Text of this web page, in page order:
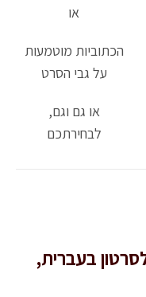
או
הכתוביות מוטמעות
על גבי הסרט
או גם וגם,
לבחירתכם
בעברית,